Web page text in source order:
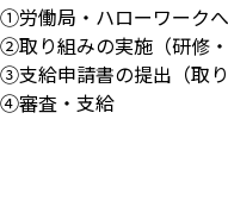
①労働局・ハローワークへ
②取り組みの実施（研修・
③支給申請書の提出（取り
④審査・支給